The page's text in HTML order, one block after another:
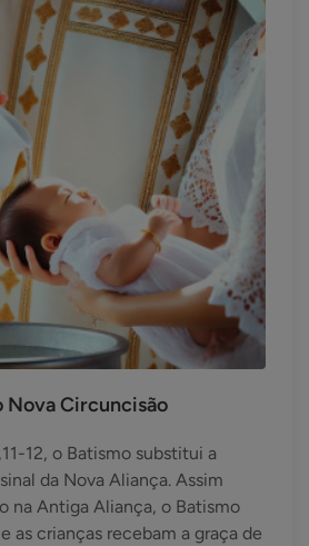
Nova Circuncisão
12, o Batismo substitui a
da Nova Aliança. Assim
na Antiga Aliança, o Batismo
as crianças recebam a graça de